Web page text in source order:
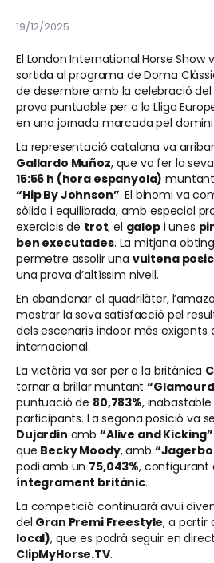
19/12/2025
El London International Horse Show
sortida al programa de Doma
de desembre amb la celebració del
prova puntuable per a la Lliga
en una jornada marcada pel
La representació catalana va
Gallardo Muñoz, que va fer la
15:56 h (hora espanyola) muntant
“Hip By Johnson”. El binomi va
sòlida i equilibrada, amb especial
exercicis de trot, el galopi unes
ben executades. La mitjana
permetre assolir una vuitena
una prova d’altíssim nivell.
En abandonar el quadrilàter,
mostrar la seva satisfacció pel
dels escenaris indoor més exigents
internacional.
La victòria va ser per a la britànica
tornar a brillar muntant
puntuació de 80,783%,
participants. La segona posició va
Dujardin amb“Alive and Kicking”
que Becky Moody, amb
podi amb un 75,043%, configurant
íntegrament britànic.
La competició continuarà avui
del Gran Premi Freestyle, a partir
local), que es podrà seguir en
ClipMyHorse.TV.